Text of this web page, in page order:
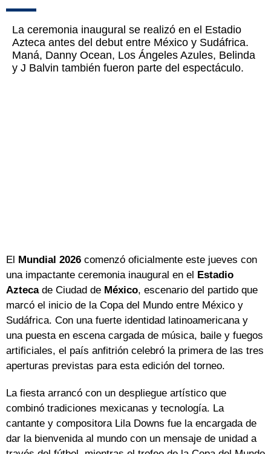
La ceremonia inaugural se realizó en el Estadio
Azteca antes del debut entre México y Sudáfrica.
Maná, Danny Ocean, Los Ángeles Azules, Belinda
y J Balvin también fueron parte del espectáculo.
El Mundial 2026 comenzó oficialmente este jueves con
una impactante ceremonia inaugural en el Estadio
Aztecade Ciudad de México, escenario del partido que
marcó el inicio de la Copa del Mundo entre México y
Sudáfrica. Con una fuerte identidad latinoamericana y
una puesta en escena cargada de música, baile y fuegos
artificiales, el país anfitrión celebró la primera de las tres
aperturas previstas para esta edición del torneo.
La fiesta arrancó con un despliegue artístico que
combinó tradiciones mexicanas y tecnología. La
cantante y compositora Lila Downs fue la encargada de
dar la bienvenida al mundo con un mensaje de unidad a